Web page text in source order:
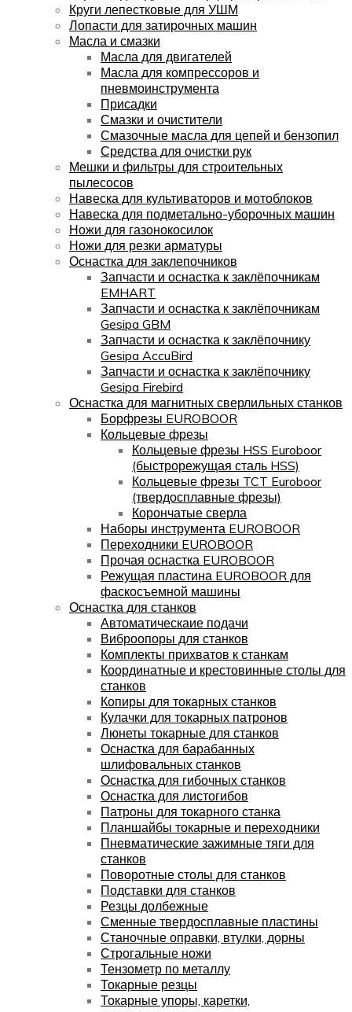
Круги лепестковые для УШМ
Лопасти для затирочных машин
Масла и смазки
Масла для двигателей
Масла для компрессоров и
пневмоинструмента
Присадки
Смазки и очистители
Смазочные масла для цепей и бензопил
Средства для очистки рук
Мешки и фильтры для строительных
пылесосов
Навеска для культиваторов и мотоблоков
Навеска для подметально-уборочных машин
Ножи для газонокосилок
Ножи для резки арматуры
Оснастка для заклепочников
Запчасти и оснастка к заклёпочникам
EMHART
Запчасти и оснастка к заклёпочникам
Gesipa GBM
Запчасти и оснастка к заклёпочнику
Gesipa AccuBird
Запчасти и оснастка к заклёпочнику
Gesipa Firebird
Оснастка для магнитных сверлильных станков
Борфрезы EUROBOOR
Кольцевые фрезы
Кольцевые фрезы HSS Euroboor
(быстрорежущая сталь HSS)
Кольцевые фрезы TCT Euroboor
(твердосплавные фрезы)
Корончатые сверла
Наборы инструмента EUROBOOR
Переходники EUROBOOR
Прочая оснастка EUROBOOR
Режущая пластина EUROBOOR для
фаскосъемной машины
Оснастка для станков
Автоматическаие подачи
Виброопоры для станков
Комплекты прихватов к станкам
Координатные и крестовинные столы для
станков
Копиры для токарных станков
Кулачки для токарных патронов
Люнеты токарные для станков
Оснастка для барабанных
шлифовальных станков
Оснастка для гибочных станков
Оснастка для листогибов
Патроны для токарного станка
Планшайбы токарные и переходники
Пневматические зажимные тяги для
станков
Поворотные столы для станков
Подставки для станков
Резцы долбежные
Сменные твердосплавные пластины
Станочные оправки, втулки, дорны
Строгальные ножи
Тензометр по металлу
Токарные резцы
Токарные упоры, каретки,